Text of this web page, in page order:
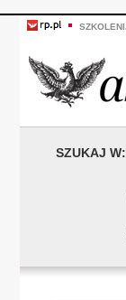
SZUKAJ W: